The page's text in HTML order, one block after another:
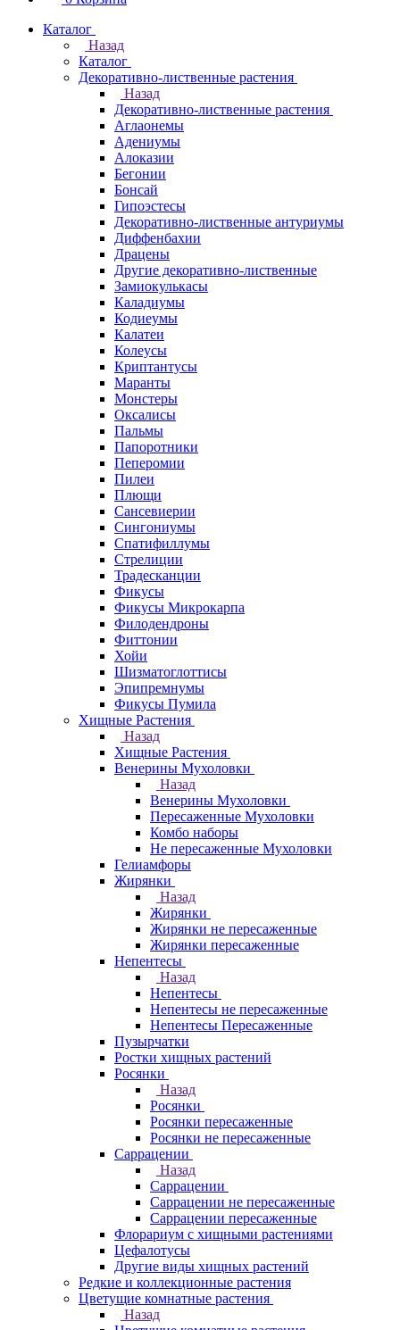
Каталог
Назад
Каталог
Декоративно-лиственные растения
Назад
Декоративно-лиственные растения
Аглаонемы
Адениумы
Алоказии
Бегонии
Бонсай
Гипоэстесы
Декоративно-лиственные антуриумы
Диффенбахии
Драцены
Другие декоративно-лиственные
Замиокулькасы
Каладиумы
Кодиеумы
Калатеи
Колеусы
Криптантусы
Маранты
Монстеры
Оксалисы
Пальмы
Папоротники
Пеперомии
Пилеи
Плющи
Сансевиерии
Сингониумы
Спатифиллумы
Стрелиции
Традесканции
Фикусы
Фикусы Микрокарпа
Филодендроны
Фиттонии
Хойи
Шизматоглоттисы
Эпипремнумы
Фикусы Пумила
Хищные Растения
Назад
Хищные Растения
Венерины Мухоловки
Назад
Венерины Мухоловки
Пересаженные Мухоловки
Комбо наборы
Не пересаженные Мухоловки
Гелиамфоры
Жирянки
Назад
Жирянки
Жирянки не пересаженные
Жирянки пересаженные
Непентесы
Назад
Непентесы
Непентесы не пересаженные
Непентесы Пересаженные
Пузырчатки
Ростки хищных растений
Росянки
Назад
Росянки
Росянки пересаженные
Росянки не пересаженные
Саррацении
Назад
Саррацении
Саррацении не пересаженные
Саррацении пересаженные
Флорариум с хищными растениями
Цефалотусы
Другие виды хищных растений
Редкие и коллекционные растения
Цветущие комнатные растения
Назад